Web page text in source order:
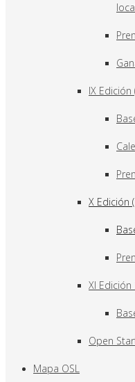
IX Edición
X Edición
XI
Open
Mapa OSL